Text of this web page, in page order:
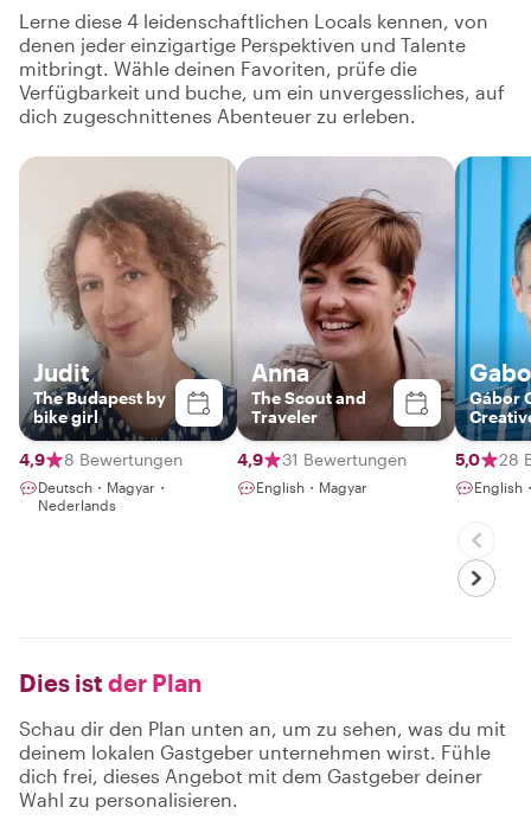
Lerne diese 4 leidenschaftlichen Locals kennen, von
denen jeder einzigartige Perspektiven und Talente
mitbringt. Wähle deinen Favoriten, prüfe die
Verfügbarkeit und buche, um ein unvergessliches, auf
dich zugeschnittenes Abenteuer zu erleben.
Judit
The Budapest by
bike girl
4,9 8 Bewertungen
Deutsch・Magyar・
Nederlands
Anna
The Scout and
Traveler
4,9 31 Bewertungen
English・Magyar
Gábor Gábor The
Guide
5,0 28
English
Dies ist der Plan
Schau dir den Plan unten an, um zu sehen, was du mit
deinem lokalen Gastgeber unternehmen wirst. Fühle
dich frei, dieses Angebot mit dem Gastgeber deiner
Wahl zu personalisieren.